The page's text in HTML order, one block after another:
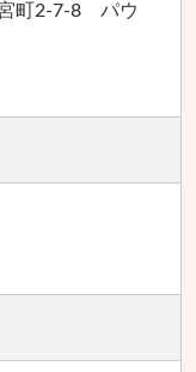
町2-7-8 パウ